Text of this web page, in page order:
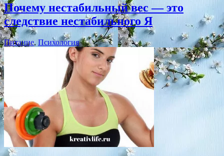
Почему нестабильный вес — это
следствие нестабильного Я
Питание, Психология